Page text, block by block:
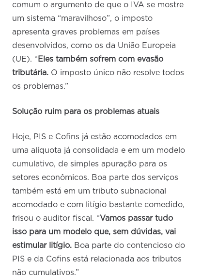
comum o argumento de que o IVA se mostre
um sistema “maravilhoso”, o imposto
apresenta graves problemas em países
desenvolvidos, como os da União Europeia
(UE). “ Eles também sofrem com evasão
tributária. O imposto único não resolve todos
os problemas.”
Solução ruim para os problemas atuais
Hoje, PIS e Cofins já estão acomodados em
uma alíquota já consolidada e em um modelo
cumulativo, de simples apuração para os
setores econômicos. Boa parte dos serviços
também está em um tributo subnacional
acomodado e com litígio bastante comedido,
frisou o auditor fiscal. “Vamos passar tudo
isso para um modelo que, sem dúvidas, vai
estimular litígio. Boa parte do contencioso do
PIS e da Cofins está relacionada aos tributos
não cumulativos.”